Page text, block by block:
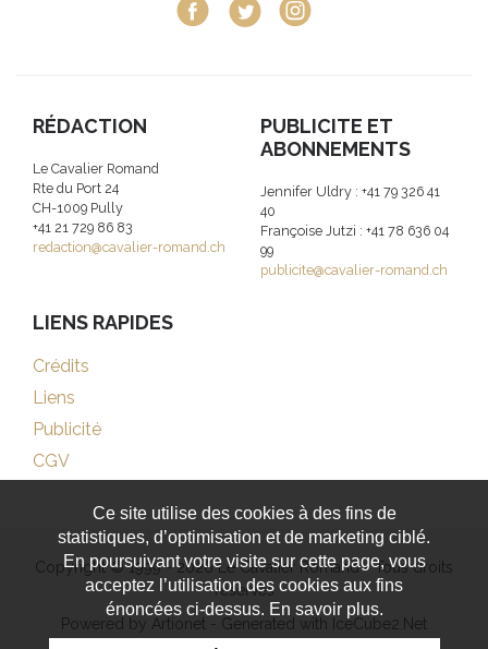
RÉDACTION
Le Cavalier Romand
Rte du Port 24
CH-1009 Pully
+41 21 729 86 83
redaction@cavalier-romand.ch
PUBLICITE ET
ABONNEMENTS
Jennifer Uldry : +41 79 326 41
40
Françoise Jutzi : +41 78 636 04
99
publicite@cavalier-romand.ch
LIENS RAPIDES
Crédits
Liens
Publicité
CGV
Copyright © 1999 - 2026 Le Cavalier Romand - Tous droits
réservés
Powered by Artionet - Generated with IceCube2.Net
Ce site utilise des cookies à des fins de
statistiques, d’optimisation et de marketing ciblé.
En poursuivant votre visite sur cette page, vous
acceptez l’utilisation des cookies aux fins
énoncées ci-dessus. En savoir plus.